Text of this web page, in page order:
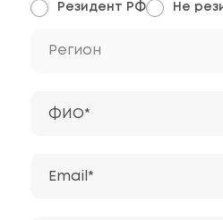
Резидент РФ Не
Регион
ФИО*
Email*